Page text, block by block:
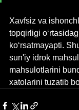
Xavfsiz va
topqirligi
ko‘rsatmayapti.
sun'iy idrok
mahsulotlarini
xatolarini tuzatib